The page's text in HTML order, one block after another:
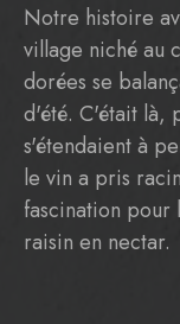
Notre histoire
village niché au
dorées se
d'été. C'était là,
s'étendaient à
le vin a pris
fascination pour
raisin en nectar.